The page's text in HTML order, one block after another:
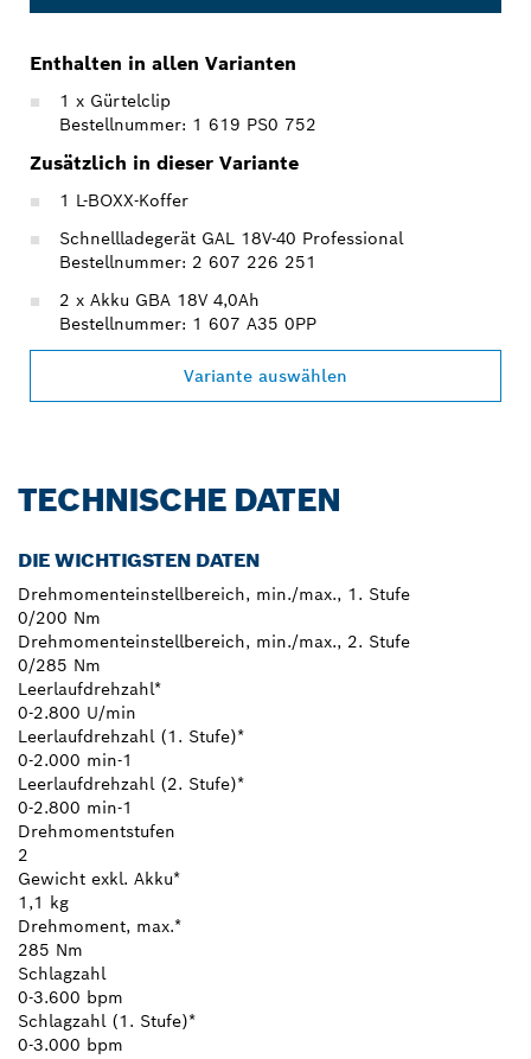
Enthalten in allen Varianten
1 x Gürtelclip
Bestellnummer: 1 619 PS0 752
Zusätzlich in dieser Variante
1 L-BOXX-Koffer
Schnellladegerät GAL 18V-40 Professional
Bestellnummer: 2 607 226 251
2 x Akku GBA 18V 4,0Ah
Bestellnummer: 1 607 A35 0PP
Variante auswählen
TECHNISCHE DATEN
DIE WICHTIGSTEN DATEN
Drehmomenteinstellbereich, min./max., 1. Stufe
0/200 Nm
Drehmomenteinstellbereich, min./max., 2. Stufe
0/285 Nm
Leerlaufdrehzahl*
0-2.800 U/min
Leerlaufdrehzahl (1. Stufe)*
0-2.000 min-1
Leerlaufdrehzahl (2. Stufe)*
0-2.800 min-1
Drehmomentstufen
2
Gewicht exkl. Akku*
1,1 kg
Drehmoment, max.*
285 Nm
Schlagzahl
0-3.600 bpm
Schlagzahl (1. Stufe)*
0-3.000 bpm